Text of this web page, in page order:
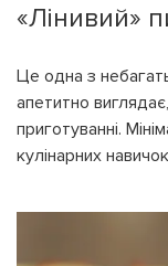
«Лінивий»
Це одна з
апетитно
приготуванні.
кулінарних
Кешбек-бонусів
100